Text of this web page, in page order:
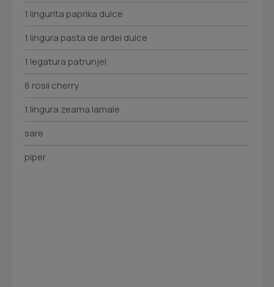
1 lingurita paprika dulce
1 lingura pasta de ardei dulce
1 legatura patrunjel
8 rosii cherry
1 lingura zeama lamaie
sare
piper